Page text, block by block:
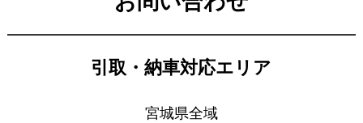
引取・納車対応エリア
宮城県全域